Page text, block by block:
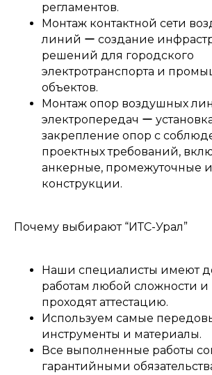
регламентов.
Монтаж контактной сети
линий ー создание
решений для городского
электротранспорта и
объектов.
Монтаж опор воздушных
электропередач ー
закрепление опор с
проектных требований,
анкерные, промежуточные
конструкции.
Почему выбирают “ИТС-Урал”
Наши специалисты имеют
работам любой сложности и
проходят аттестацию.
Используем самые
инструменты и материалы.
Все выполненные работы
гарантийными
Техническое
обслуживание и ремонт